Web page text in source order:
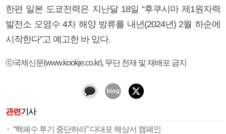
한편 일본 도쿄전력은 지난달 18일 “후쿠시마 제1원자력
발전소 오염수 4차 해양 방류를 내년(2024년) 2월 하순에
시작한다”고 예고한 바 있다.
ⓒ국제신문(www.kookje.co.kr), 무단 전재 및 재배포 금지
관련기사
“핵폐수 투기 중단하라” 다대포 해상서 캠페인